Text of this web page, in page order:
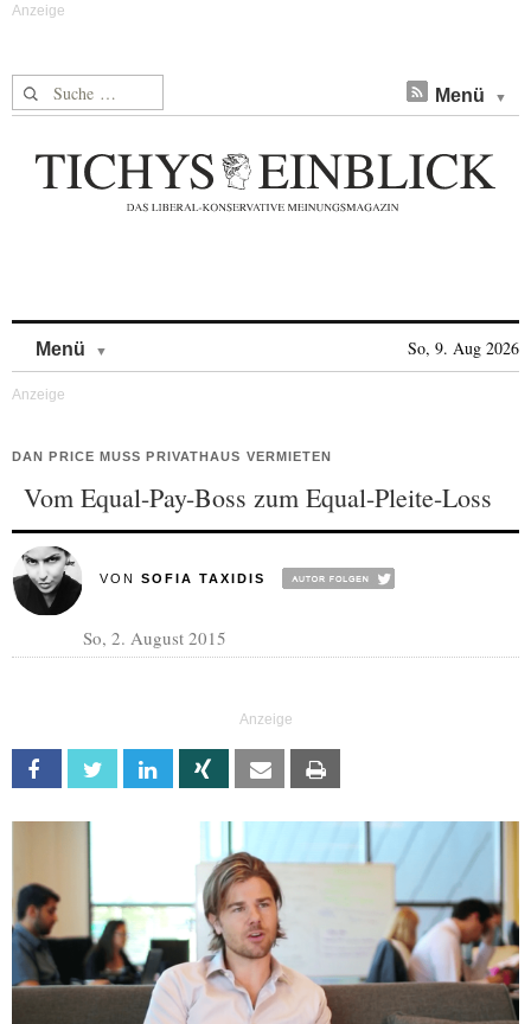
Suche nach: Menü
Menü So, 9. Aug 2026
DAN PRICE MUSS PRIVATHAUS VERMIETEN
Vom Equal-Pay-Boss zum Equal-Pleite-Loss
VON SOFIA TAXIDIS
So, 2. August 2015
Facebook Twitter Linkedin Xing Email